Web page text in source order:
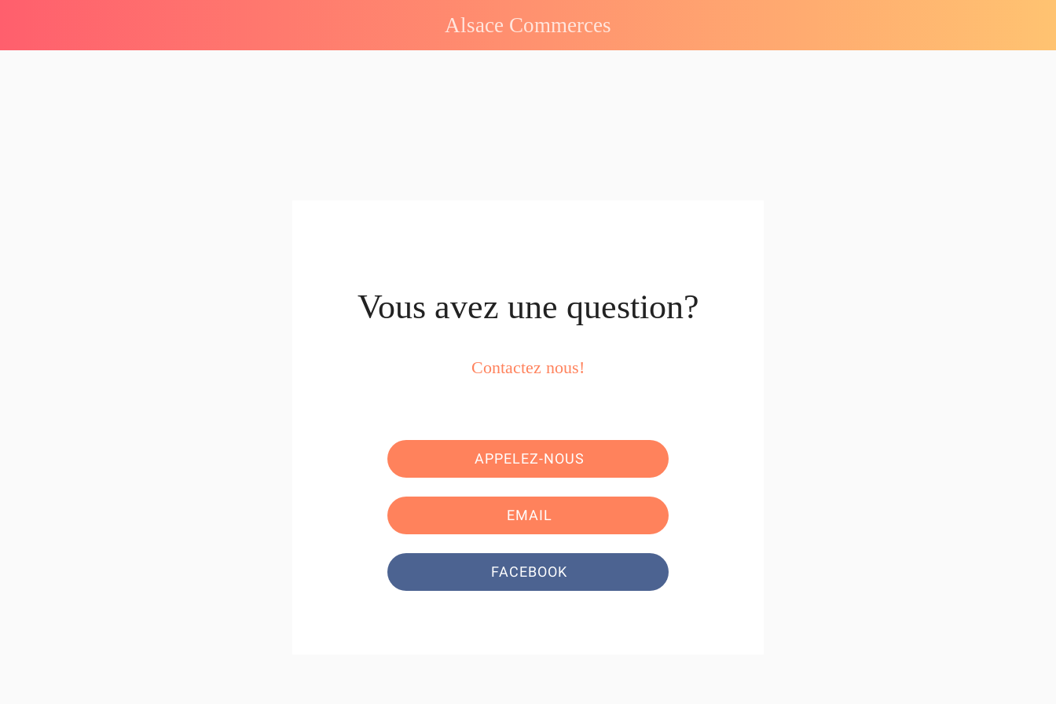
Alsace Commerces
Vous avez une question?
Contactez nous!
APPELEZ-NOUS
EMAIL
FACEBOOK